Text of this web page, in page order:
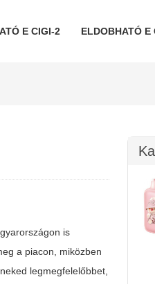
E CIGI-2 ELDOBHATÓ E
is
a piacon, miközben
legmegfelelőbbet,